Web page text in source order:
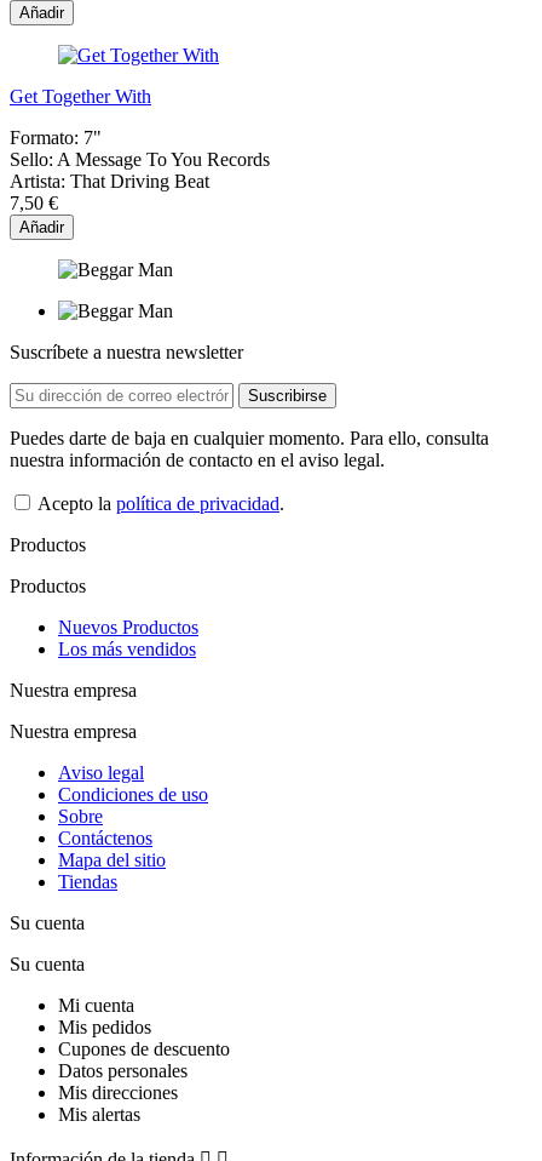
Añadir
Get Together With
Formato: 7"
Sello: A Message To You Records
Artista: That Driving Beat
7,50 €
Añadir
Suscríbete a nuestra newsletter
Puedes darte de baja en cualquier momento. Para ello, consulta
nuestra información de contacto en el aviso legal.
Acepto la política de privacidad.
Productos
Productos
Nuevos Productos
Los más vendidos
Nuestra empresa
Nuestra empresa
Aviso legal
Condiciones de uso
Sobre
Contáctenos
Mapa del sitio
Tiendas
Su cuenta
Su cuenta
Mi cuenta
Mis pedidos
Cupones de descuento
Datos personales
Mis direcciones
Mis alertas